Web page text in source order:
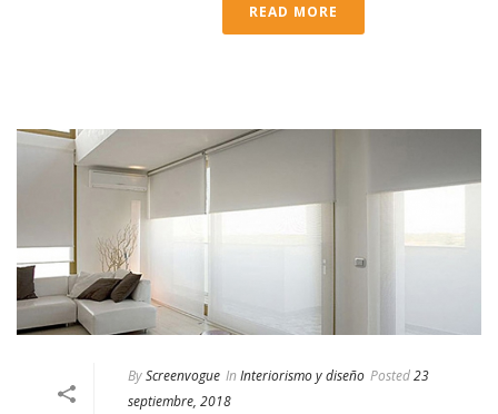
READ MORE
ByScreenvogue In Interiorismo y diseño Posted23
septiembre, 2018